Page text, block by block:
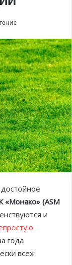
«Монако» (ASM
и
года
всех